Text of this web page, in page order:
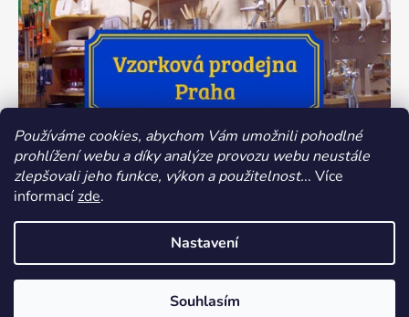
Používáme cookies, abychom Vám umožnili pohodlné
prohlížení webu a díky analýze provozu webu neustále
zlepšovali jeho funkce, výkon a použitelnost... Více
informacízde.
Nastavení
Souhlasím
Vytvořil Shoptet
Dokredence.cz